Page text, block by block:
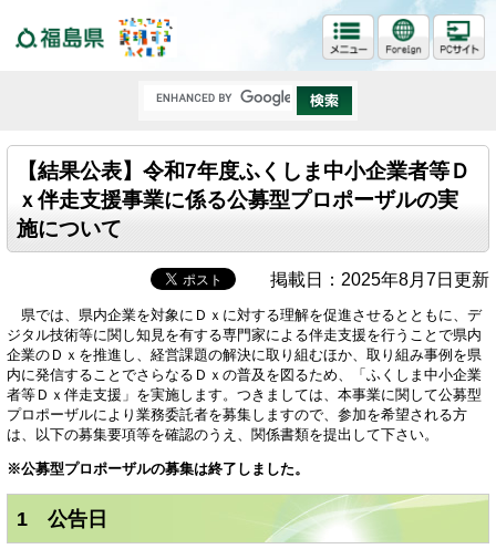
【結果公表】令和7年度ふくしま中小企業者等Ｄ
ｘ伴走支援事業に係る公募型プロポーザルの実
施について
掲載日：2025年8月7日更新
県では、県内企業を対象にＤｘに対する理解を促進させるとともに、デ
ジタル技術等に関し知見を有する専門家による伴走支援を行うことで県内
企業のＤｘを推進し、経営課題の解決に取り組むほか、取り組み事例を県
内に発信することでさらなるＤｘの普及を図るため、「ふくしま中小企業
者等Ｄｘ伴走支援」を実施します。つきましては、本事業に関して公募型
プロポーザルにより業務委託者を募集しますので、参加を希望される方
は、以下の募集要項等を確認のうえ、関係書類を提出して下さい。
※公募型プロポーザルの募集は終了しました。
1 公告日